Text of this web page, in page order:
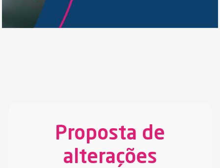
Proposta de
alterações